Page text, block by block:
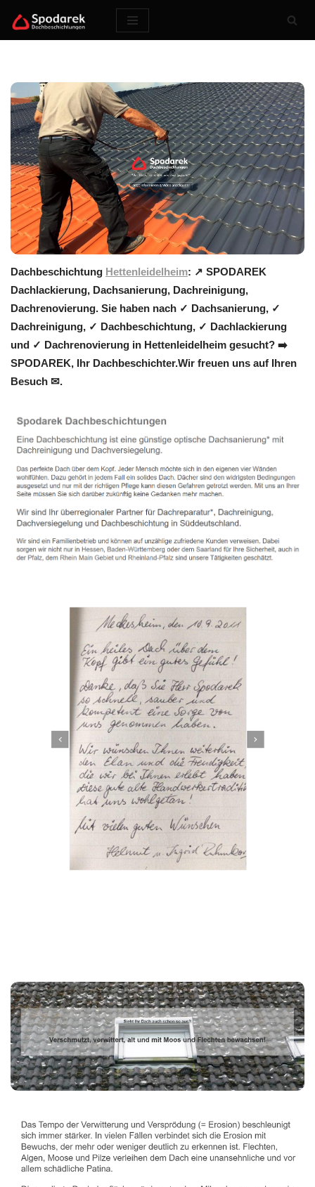
Zum
Dachbeschichtung Hettenleidelheim: ↗️ SPODAREK
Dachlackierung, Dachsanierung, Dachreinigung,
Dachrenovierung. Sie haben nach ✓ Dachsanierung, ✓
Dachreinigung, ✓ Dachbeschichtung, ✓ Dachlackierung
und ✓ Dachrenovierung in Hettenleidelheim gesucht? ➡️
SPODAREK, Ihr Dachbeschichter.Wir freuen uns auf Ihren
Besuch ✉.